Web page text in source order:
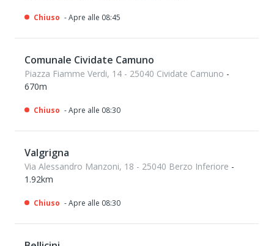
Chiuso - Apre alle 08:45
Comunale Cividate Camuno
Piazza Fiamme Verdi, 14 - 25040 Cividate Camuno -
670m
Chiuso - Apre alle 08:30
Valgrigna
Via Alessandro Manzoni, 18 - 25040 Berzo Inferiore -
1.92km
Chiuso - Apre alle 08:30